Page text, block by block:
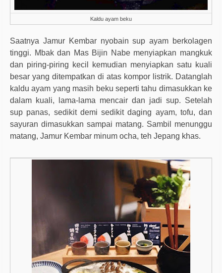
Kaldu ayam beku
Saatnya Jamur Kembar nyobain sup ayam berkolagen
tinggi. Mbak dan Mas Bijin Nabe menyiapkan mangkuk
dan piring-piring kecil kemudian menyiapkan satu kuali
besar yang ditempatkan di atas kompor listrik. Datanglah
kaldu ayam yang masih beku seperti tahu dimasukkan ke
dalam kuali, lama-lama mencair dan jadi sup. Setelah
sup panas, sedikit demi sedikit daging ayam, tofu, dan
sayuran dimasukkan sampai matang. Sambil menunggu
matang, Jamur Kembar minum ocha, teh Jepang khas.